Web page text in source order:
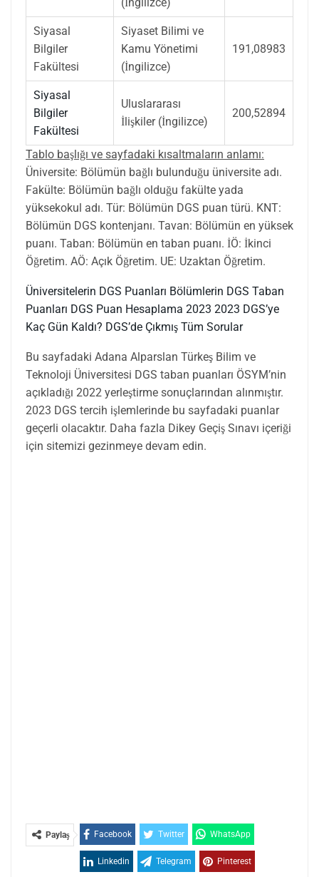
Siyasal
Bilgiler
Fakültesi
Siyaset Bilimi ve
Kamu Yönetimi
(İngilizce)
191,08983
Siyasal
Bilgiler
Fakültesi
Uluslararası
İlişkiler (İngilizce)
200,52894
Tablo başlığı ve sayfadaki kısaltmaların anlamı:
Üniversite: Bölümün bağlı bulunduğu üniversite adı.
Fakülte: Bölümün bağlı olduğu fakülte yada
yüksekokul adı. Tür: Bölümün DGS puan türü. KNT:
Bölümün DGS kontenjanı. Tavan: Bölümün en yüksek
puanı. Taban: Bölümün en taban puanı. İÖ: İkinci
Öğretim. AÖ: Açık Öğretim. UE: Uzaktan Öğretim.
Üniversitelerin DGS Puanları Bölümlerin DGS Taban
Puanları DGS Puan Hesaplama 2023 2023 DGS’ye
Kaç Gün Kaldı? DGS’de Çıkmış Tüm Sorular
Bu sayfadaki Adana Alparslan Türkeş Bilim ve
Teknoloji Üniversitesi DGS taban puanları ÖSYM’nin
açıkladığı 2022 yerleştirme sonuçlarından alınmıştır.
2023 DGS tercih işlemlerinde bu sayfadaki puanlar
geçerli olacaktır. Daha fazla Dikey Geçiş Sınavı içeriği
için sitemizi gezinmeye devam edin.
Paylaş Facebook Twitter WhatsApp
Linkedin Telegram Pinterest